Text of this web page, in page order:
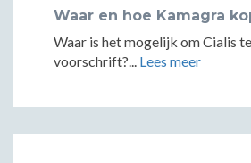
Waar en hoe Kamagra
Waar is het mogelijk om Cialis
voorschrift?... Lees meer